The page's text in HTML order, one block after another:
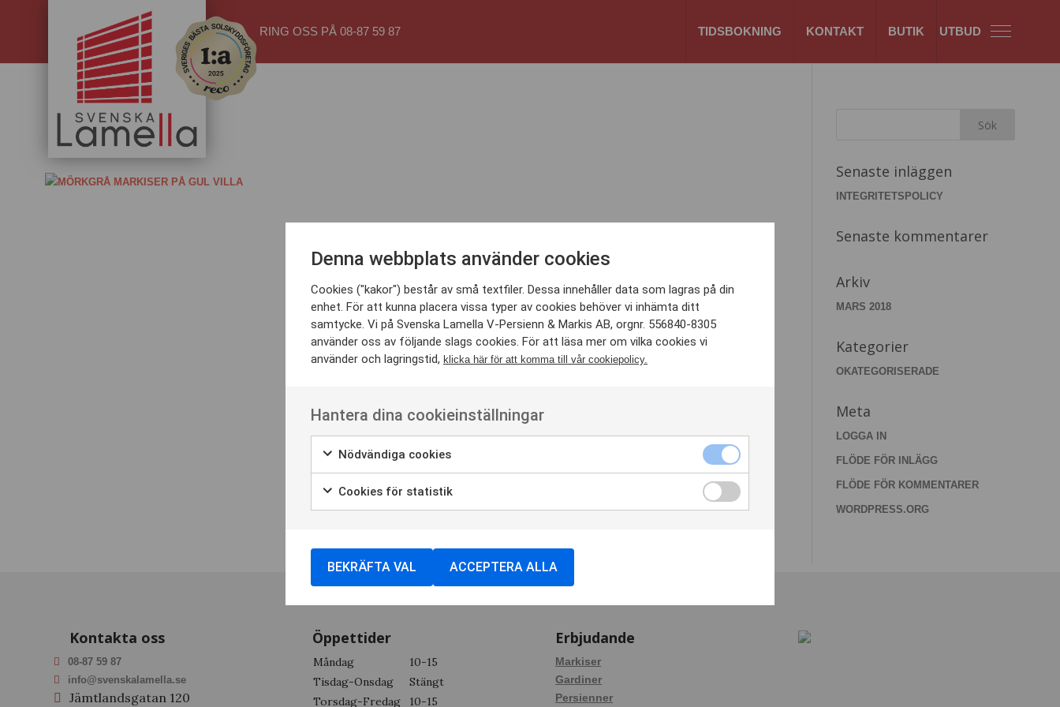
RING OSS PÅ 08-87 59 87 TIDSBOKNING KONTAKT BUTIK
FönstermarkisT320_01 (4)
Senaste inläggen
INTEGRITETSPOLICY
Senaste kommentarer
Arkiv
MARS 2018
Kategorier
OKATEGORISERADE
Meta
LOGGA IN
FLÖDE FÖR INLÄGG
FLÖDE FÖR KOMMENTARER
WORDPRESS.ORG
Kontakta oss
08-87 59 87
info@svenskalamella.se
Jämtlandsgatan 120
Öppettider
Måndag
10-15
Tisdag-Onsdag
Stängt
Torsdag-Fredag
10-15
Erbjudande
Markiser
Gardiner
Persienner
Denna webbplats använder cookies
Cookies ("kakor") består av små textfiler. Dessa innehåller data som lagras på din
enhet. För att kunna placera vissa typer av cookies behöver vi inhämta ditt
samtycke. Vi på Svenska Lamella V-Persienn & Markis AB, orgnr. 556840-8305
använder oss av följande slags cookies. För att läsa mer om vilka cookies vi
använder och lagringstid, klicka här för att komma till vår cookiepolicy.
Hantera dina cookieinställningar
Nödvändiga cookies
Cookies för statistik
BEKRÄFTA VAL ACCEPTERA ALLA